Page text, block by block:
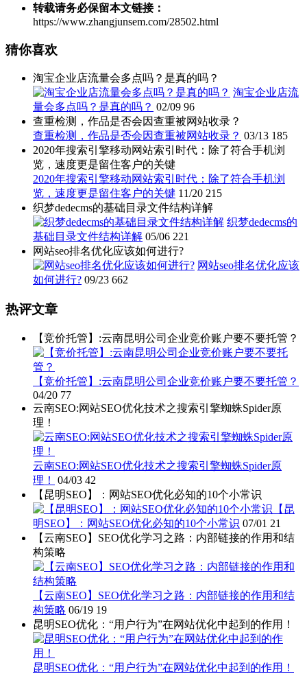
转载请务必保留本文链接：
https://www.zhangjunsem.com/28502.html
猜你喜欢
淘宝企业店流量会多点吗？是真的吗？
淘宝企业店流
量会多点吗？是真的吗？ 02/09 96
查重检测，作品是否会因查重被网站收录？
查重检测，作品是否会因查重被网站收录？ 03/13 185
2020年搜索引擎移动网站索引时代：除了符合手机浏
览，速度更是留住客户的关键
2020年搜索引擎移动网站索引时代：除了符合手机浏
览，速度更是留住客户的关键 11/20 215
织梦dedecms的基础目录文件结构详解
织梦dedecms的
基础目录文件结构详解 05/06 221
网站seo排名优化应该如何进行?
网站seo排名优化应该
如何进行? 09/23 662
热评文章
【竞价托管】:云南昆明公司企业竞价账户要不要托管？
【竞价托管】:云南昆明公司企业竞价账户要不要托管？
04/20 77
云南SEO:网站SEO优化技术之搜索引擎蜘蛛Spider原
理！
云南SEO:网站SEO优化技术之搜索引擎蜘蛛Spider原
理！
04/03 42
【昆明SEO】：网站SEO优化必知的10个小常识
【昆
明SEO】：网站SEO优化必知的10个小常识 07/01 21
【云南SEO】SEO优化学习之路：内部链接的作用和结
构策略
【云南SEO】SEO优化学习之路：内部链接的作用和结
构策略 06/19 19
昆明SEO优化：“用户行为”在网站优化中起到的作用！
昆明SEO优化：“用户行为”在网站优化中起到的作用！